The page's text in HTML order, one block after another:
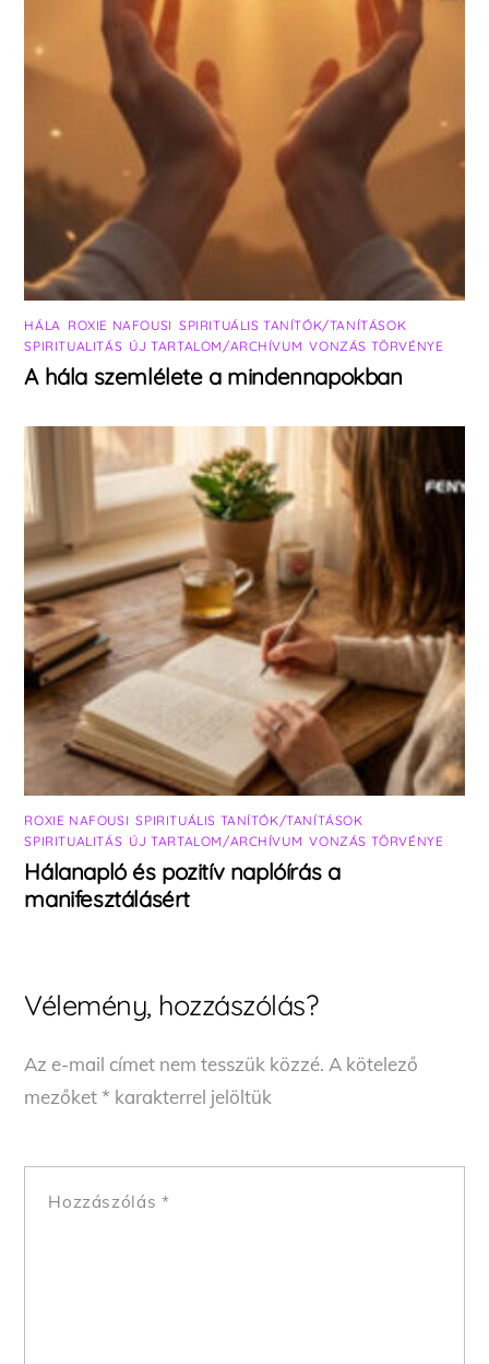
HÁLA ROXIE NAFOUSI SPIRITUÁLIS TANÍTÓK/TANÍTÁSOK
SPIRITUALITÁS ÚJ TARTALOM/ARCHÍVUM ,VONZÁS TÖRVÉNYE
A hála szemlélete a mindennapokban
ROXIE NAFOUSI ,SPIRITUÁLIS TANÍTÓK/TANÍTÁSOK
SPIRITUALITÁS ÚJ TARTALOM/ARCHÍVUM ,VONZÁS TÖRVÉNYE
Hálanapló és pozitív naplóírás a
manifesztálásért
Vélemény, hozzászólás?
Az e-mail címet nem tesszük közzé. A kötelező
mezőket* karakterrel jelöltük
Hozzászólás *